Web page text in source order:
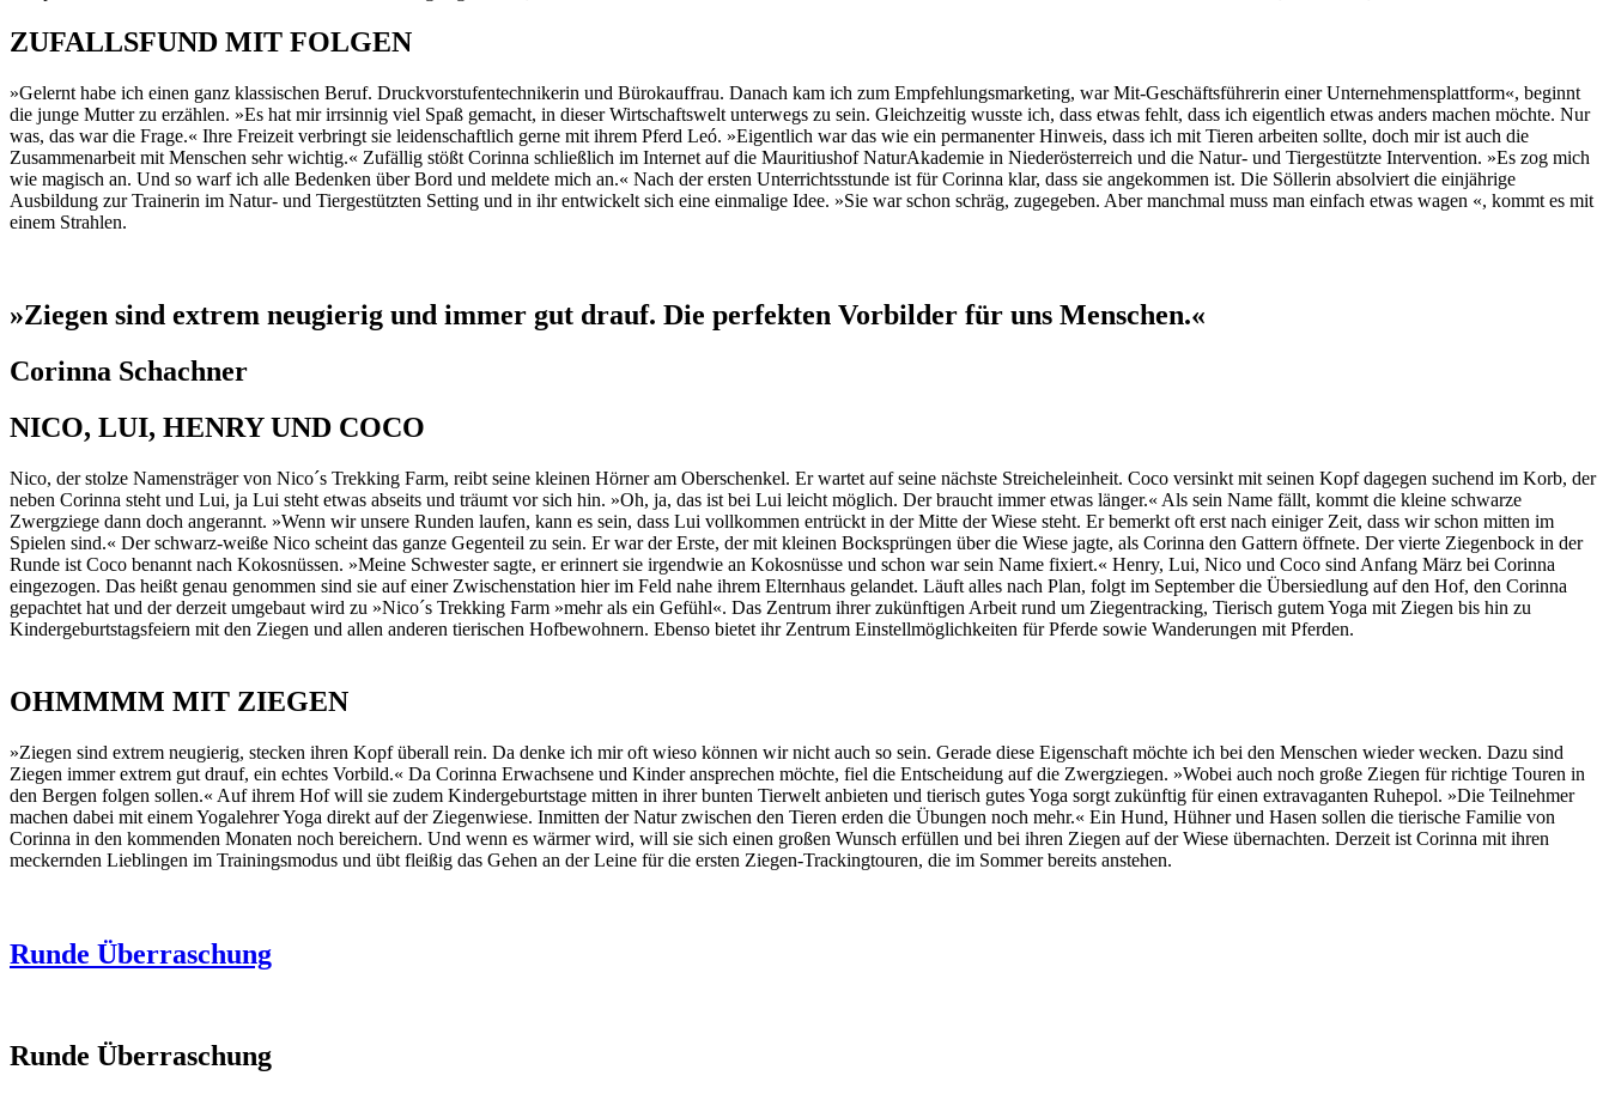
ZUFALLSFUND MIT FOLGEN
»Gelernt habe ich einen ganz klassischen Beruf. Druckvorstufentechnikerin und Bürokauffrau. Danach kam ich zum Empfehlungsmarketing, war Mit-Geschäftsführerin einer Unternehmensplattform«, beginnt
die junge Mutter zu erzählen. »Es hat mir irrsinnig viel Spaß gemacht, in dieser Wirtschaftswelt unterwegs zu sein. Gleichzeitig wusste ich, dass etwas fehlt, dass ich eigentlich etwas anders machen möchte. Nur
was, das war die Frage.« Ihre Freizeit verbringt sie leidenschaftlich gerne mit ihrem Pferd Leó. »Eigentlich war das wie ein permanenter Hinweis, dass ich mit Tieren arbeiten sollte, doch mir ist auch die
Zusammenarbeit mit Menschen sehr wichtig.« Zufällig stößt Corinna schließlich im Internet auf die Mauritiushof NaturAkademie in Niederösterreich und die Natur- und Tiergestützte Intervention. »Es zog mich
wie magisch an. Und so warf ich alle Bedenken über Bord und meldete mich an.« Nach der ersten Unterrichtsstunde ist für Corinna klar, dass sie angekommen ist. Die Söllerin absolviert die einjährige
Ausbildung zur Trainerin im Natur- und Tiergestützten Setting und in ihr entwickelt sich eine einmalige Idee. »Sie war schon schräg, zugegeben. Aber manchmal muss man einfach etwas wagen «, kommt es mit
einem Strahlen.
»Ziegen sind extrem neugierig und immer gut drauf. Die perfekten Vorbilder für uns Menschen.«
Corinna Schachner
NICO, LUI, HENRY UND COCO
Nico, der stolze Namensträger von Nico´s Trekking Farm, reibt seine kleinen Hörner am Oberschenkel. Er wartet auf seine nächste Streicheleinheit. Coco versinkt mit seinen Kopf dagegen suchend im Korb, der
neben Corinna steht und Lui, ja Lui steht etwas abseits und träumt vor sich hin. »Oh, ja, das ist bei Lui leicht möglich. Der braucht immer etwas länger.« Als sein Name fällt, kommt die kleine schwarze
Zwergziege dann doch angerannt. »Wenn wir unsere Runden laufen, kann es sein, dass Lui vollkommen entrückt in der Mitte der Wiese steht. Er bemerkt oft erst nach einiger Zeit, dass wir schon mitten im
Spielen sind.« Der schwarz-weiße Nico scheint das ganze Gegenteil zu sein. Er war der Erste, der mit kleinen Bocksprüngen über die Wiese jagte, als Corinna den Gattern öffnete. Der vierte Ziegenbock in der
Runde ist Coco benannt nach Kokosnüssen. »Meine Schwester sagte, er erinnert sie irgendwie an Kokosnüsse und schon war sein Name fixiert.« Henry, Lui, Nico und Coco sind Anfang März bei Corinna
eingezogen. Das heißt genau genommen sind sie auf einer Zwischenstation hier im Feld nahe ihrem Elternhaus gelandet. Läuft alles nach Plan, folgt im September die Übersiedlung auf den Hof, den Corinna
gepachtet hat und der derzeit umgebaut wird zu »Nico´s Trekking Farm »mehr als ein Gefühl«. Das Zentrum ihrer zukünftigen Arbeit rund um Ziegentracking, Tierisch gutem Yoga mit Ziegen bis hin zu
Kindergeburtstagsfeiern mit den Ziegen und allen anderen tierischen Hofbewohnern. Ebenso bietet ihr Zentrum Einstellmöglichkeiten für Pferde sowie Wanderungen mit Pferden.
OHMMMM MIT ZIEGEN
»Ziegen sind extrem neugierig, stecken ihren Kopf überall rein. Da denke ich mir oft wieso können wir nicht auch so sein. Gerade diese Eigenschaft möchte ich bei den Menschen wieder wecken. Dazu sind
Ziegen immer extrem gut drauf, ein echtes Vorbild.« Da Corinna Erwachsene und Kinder ansprechen möchte, fiel die Entscheidung auf die Zwergziegen. »Wobei auch noch große Ziegen für richtige Touren in
den Bergen folgen sollen.« Auf ihrem Hof will sie zudem Kindergeburtstage mitten in ihrer bunten Tierwelt anbieten und tierisch gutes Yoga sorgt zukünftig für einen extravaganten Ruhepol. »Die Teilnehmer
machen dabei mit einem Yogalehrer Yoga direkt auf der Ziegenwiese. Inmitten der Natur zwischen den Tieren erden die Übungen noch mehr.« Ein Hund, Hühner und Hasen sollen die tierische Familie von
Corinna in den kommenden Monaten noch bereichern. Und wenn es wärmer wird, will sie sich einen großen Wunsch erfüllen und bei ihren Ziegen auf der Wiese übernachten. Derzeit ist Corinna mit ihren
meckernden Lieblingen im Trainingsmodus und übt fleißig das Gehen an der Leine für die ersten Ziegen-Trackingtouren, die im Sommer bereits anstehen.
Runde Überraschung
Runde Überraschung